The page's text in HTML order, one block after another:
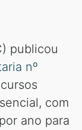
publicou
nº
com
ano para